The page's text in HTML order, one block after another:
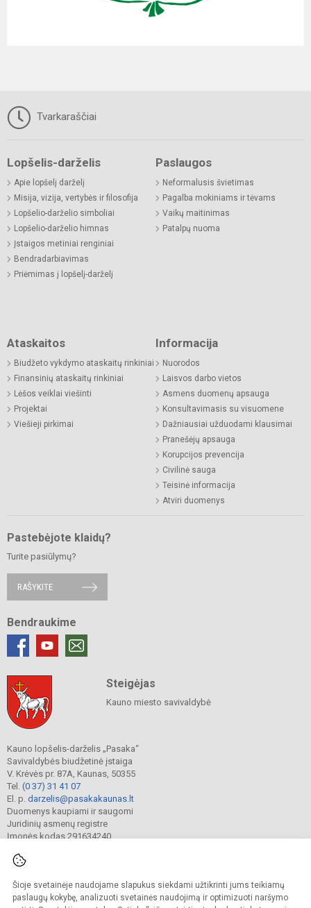
Šioje svetainėje naudojame slapukus siekdami užtikrinti jums teikiamų
paslaugų kokybę, analizuoti svetainės naudojimą ir optimizuoti naršymo
Tvarkaraščiai
Lopšelis-darželis
Apie lopšelį darželį
Misija, vizija, vertybės ir filosofija
Lopšelio-darželio simboliai
Lopšelio-darželio himnas
Įstaigos metiniai renginiai
Bendradarbiavimas
Priėmimas į lopšelį-darželį
Paslaugos
Neformalusis švietimas
Pagalba mokiniams ir tėvams
Vaikų maitinimas
Patalpų nuoma
Ataskaitos
Biudžeto vykdymo ataskaitų rinkiniai
Finansinių ataskaitų rinkiniai
Lėšos veiklai viešinti
Projektai
Viešieji pirkimai
Informacija
Nuorodos
Laisvos darbo vietos
Asmens duomenų apsauga
Konsultavimasis su visuomene
Dažniausiai užduodami klausimai
Pranešėjų apsauga
Korupcijos prevencija
Civilinė sauga
Teisinė informacija
Atviri duomenys
Pastebėjote klaidų?
Turite pasiūlymų?
RAŠYKITE
Bendraukime
Steigėjas
Kauno miesto savivaldybė
Kauno lopšelis-darželis „Pasaka“
Savivaldybės biudžetinė įstaiga
V. Krėvės pr. 87A, Kaunas, 50355
Tel. (0 37) 31 41 07
El. p. darzelis@pasakakaunas.lt
Duomenys kaupiami ir saugomi
Juridinių asmenų registre
Įmonės kodas 291634240
© 2022. Kauno lopšelis-darželis „Pasaka“. Visos teisės saugomos.
Kopijuoti turinį be raštiško įstaigos administracijos sutikimo griežtai draudžiama.